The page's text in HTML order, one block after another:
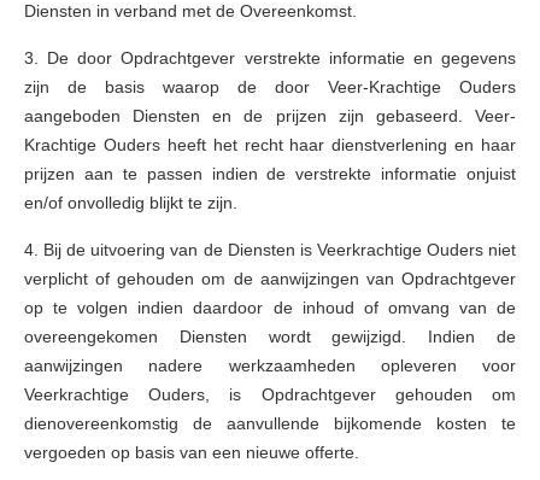
Diensten in verband met de Overeenkomst.
3. De door Opdrachtgever verstrekte informatie en gegevens
zijn de basis waarop de door Veer-Krachtige Ouders
aangeboden Diensten en de prijzen zijn gebaseerd. Veer-
Krachtige Ouders heeft het recht haar dienstverlening en haar
prijzen aan te passen indien de verstrekte informatie onjuist
en/of onvolledig blijkt te zijn.
4. Bij de uitvoering van de Diensten is Veerkrachtige Ouders niet
verplicht of gehouden om de aanwijzingen van Opdrachtgever
op te volgen indien daardoor de inhoud of omvang van de
overeengekomen Diensten wordt gewijzigd. Indien de
aanwijzingen nadere werkzaamheden opleveren voor
Veerkrachtige Ouders, is Opdrachtgever gehouden om
dienovereenkomstig de aanvullende bijkomende kosten te
vergoeden op basis van een nieuwe offerte.